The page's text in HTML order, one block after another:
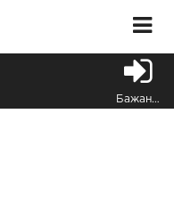
Бажання